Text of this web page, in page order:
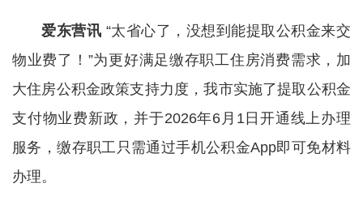
爱东营讯 “太省心了，没想到能提取公积金来交
物业费了！”为更好满足缴存职工住房消费需求，加
大住房公积金政策支持力度，我市实施了提取公积金
支付物业费新政，并于2026年6月1日开通线上办理
服务，缴存职工只需通过手机公积金App即可免材料
办理。